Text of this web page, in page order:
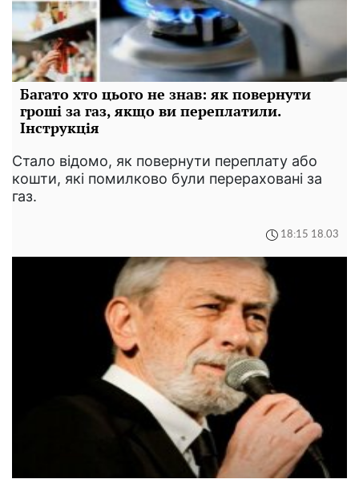
Багато хто цього не знав: як повернути
гроші за газ, якщо ви переплатили.
Інструкція
Стало відомо, як повернути переплату або
кошти, які помилково були перераховані за
газ.
18:15 18.03